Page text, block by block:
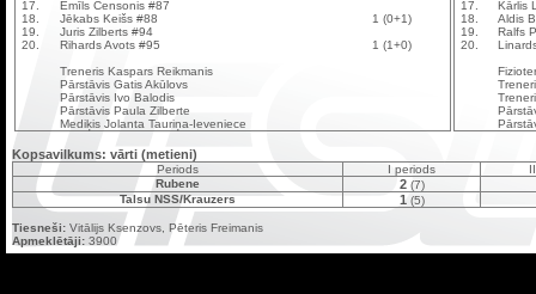
17.
Emīls Censonis #87
18.
Jēkabs Keišs #88
1 (0+1)
19.
Juris Zilberts #94
20.
Rihards Avots #95
1 (1+0)
Treneris Kaspars Reikmanis
Pārstāvis Gatis Akūlovs
Pārstāvis Ivo Balodis
Pārstāvis Paula Zilberte
Mediķis Jolanta Tauriņa-Ieveniece
17.
Kārlis
18.
Aldis
19.
Ralfs
20.
Kopsavilkums: vārti (metieni)
Periods I periods
Rubene
2(7)
Talsu NSS/Krauzers
1(5)
Tiesneši: Vitālijs Ksenzovs, Pēteris Freimanis
Apmeklētāji: 3900